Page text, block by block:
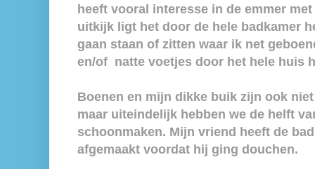
heeft vooral interesse in de emmer
uitkijk ligt het door de hele badkamer
gaan staan of zitten waar ik net
en/of natte voetjes door het hele huis
Boenen en mijn dikke buik zijn ook
maar uiteindelijk hebben we de helft
schoonmaken. Mijn vriend heeft de
afgemaakt voordat hij ging douchen.